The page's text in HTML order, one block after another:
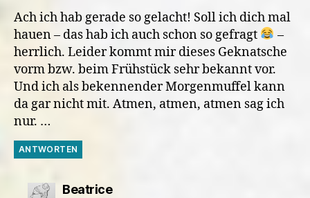
Ach ich hab gerade so gelacht! Soll ich dich mal
hauen – das hab ich auch schon so gefragt
–
herrlich. Leider kommt mir dieses Geknatsche
vorm bzw. beim Frühstück sehr bekannt vor.
Und ich als bekennender Morgenmuffel kann
da gar nicht mit. Atmen, atmen, atmen sag ich
nur. …
ANTWORTEN
Beatricesagt: